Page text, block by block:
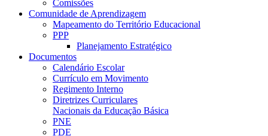
Comissões
Comunidade de Aprendizagem
Mapeamento do Território Educacional
PPP
Planejamento Estratégico
Documentos
Calendário Escolar
Currículo em Movimento
Regimento Interno
Diretrizes Curriculares
Nacionais da Educação Básica
PNE
PDE